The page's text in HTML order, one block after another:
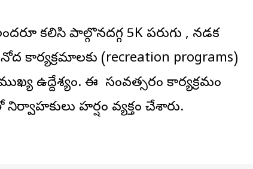
కలిసి పాల్గొనదగ్గ 5K పరుగు , నడక
కార్యక్రమాలకు (recreation programs)
ఉద్దేశ్యం. ఈ సంవత్సరం కార్యక్రమం
హర్షం వ్యక్తం చేశారు.